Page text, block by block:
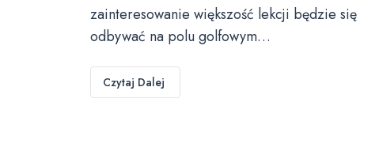
zainteresowanie większość lekcji będzie się
odbywać na polu golfowym…
Czytaj Dalej